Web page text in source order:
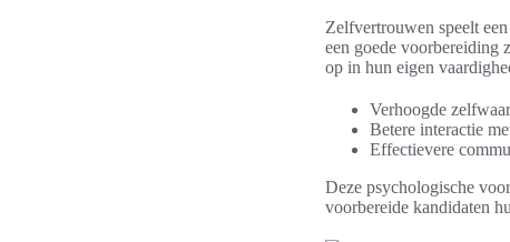
Zelfvertrouwen speelt
een goede voorbereiding
op in hun eigen
Verhoogde
Betere interactie
Effectievere
Deze psychologische
voorbereide kandidaten